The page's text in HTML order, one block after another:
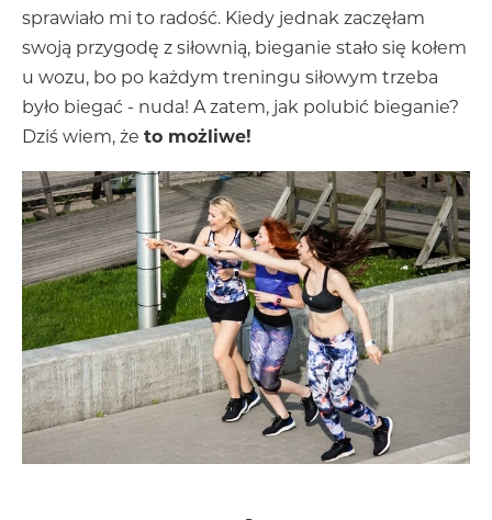
sprawiało mi to radość. Kiedy jednak zaczęłam
swoją przygodę z siłownią, bieganie stało się kołem
u wozu, bo po każdym treningu siłowym trzeba
było biegać - nuda! A zatem, jak polubić bieganie?
Dziś wiem, że to możliwe!